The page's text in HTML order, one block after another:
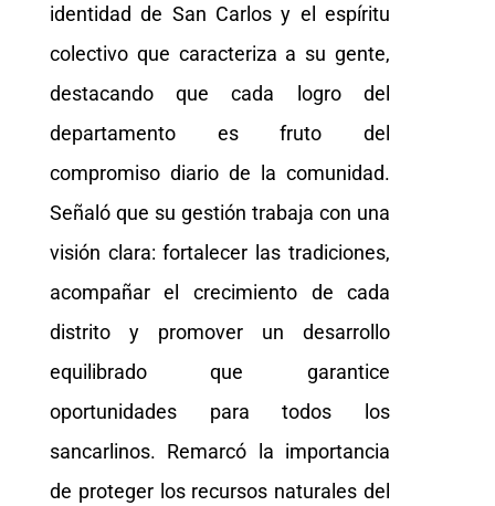
identidad de San Carlos y el espíritu
colectivo que caracteriza a su gente,
destacando que cada logro del
departamento es fruto del
compromiso diario de la comunidad.
Señaló que su gestión trabaja con una
visión clara: fortalecer las tradiciones,
acompañar el crecimiento de cada
distrito y promover un desarrollo
equilibrado que garantice
oportunidades para todos los
sancarlinos. Remarcó la importancia
de proteger los recursos naturales del